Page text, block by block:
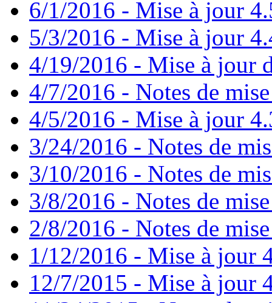
6/1/2016 - Mise à jour
5/3/2016 - Mise à jour
4/19/2016 - Mise à jour
4/7/2016 - Notes de
4/5/2016 - Mise à jour
3/24/2016 - Notes de
3/10/2016 - Notes de
3/8/2016 - Notes de
2/8/2016 - Notes de
1/12/2016 - Mise à jour
12/7/2015 - Mise à jour